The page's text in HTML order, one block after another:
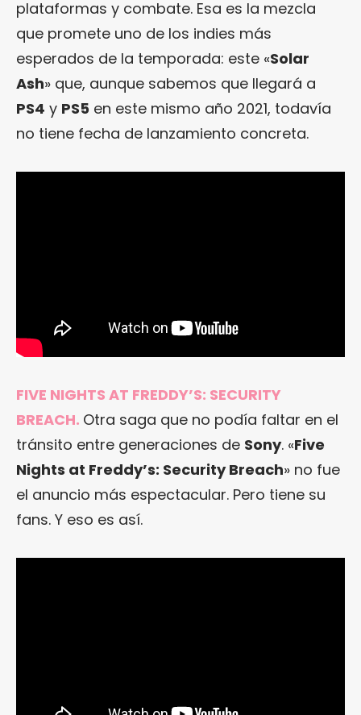
plataformas y combate. Esa es la mezcla
que promete uno de los indies más
esperados de la temporada: este «Solar
Ash» que, aunque sabemos que llegará a
PS4 y PS5 en este mismo año 2021, todavía
no tiene fecha de lanzamiento concreta.
FIVE NIGHTS AT FREDDY’S: SECURITY
BREACH. Otra saga que no podía faltar en el
tránsito entre generaciones de Sony. «Five
Nights at Freddy’s: Security Breach» no fue
el anuncio más espectacular. Pero tiene su
fans. Y eso es así.